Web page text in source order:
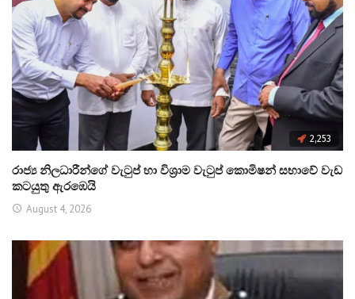
2,253
රාජ්‍ය නිලධාරීන්ගේ වැටුප් හා විශ්‍රාම වැටුප් කොමිෂන් සභාවේ වැඩ
කටයුතු ඇරඹෙයි
August 4, 2026